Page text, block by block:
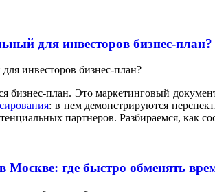
для инвесторов бизнес-план?
бизнес-план. Это маркетинговый
: в нем демонстрируются
партнеров. Разбираемся, как
Москве: где быстро обменять